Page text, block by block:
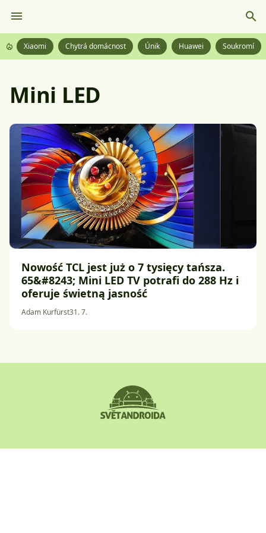
Xiaomi Chytrá domácnost Únik Huawei Soukromí
Mini LED
Nowość TCL jest już o 7 tysięcy tańsza.
65&#8243; Mini LED TV potrafi do 288 Hz i
oferuje świetną jasność
Adam Kurfürst31. 7.